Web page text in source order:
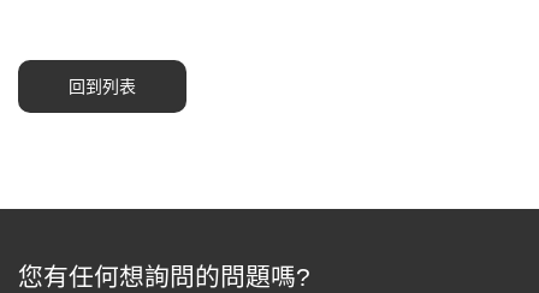
回到列表
您有任何想詢問的問題嗎?